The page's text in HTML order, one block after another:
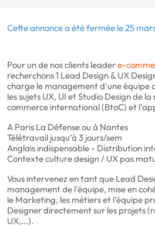
Cette annonce a été fermée le 25
Pour un de nos clients leadere-
recherchons 1 Lead Design & UX
charge le management d'une équipe
les sujets UX, UI et Studio Design de
commerce international (BtoC) et
A Paris La Défense ou à Nantes
Télétravail jusqu’à 3 jours/sem
Anglais indispensable - Distribution
Contexte culture design / UX pas
Vous intervenez en tant que Lead
management de l'équipe, mise en
le Marketing, les métiers et l’équipe
Designer directement sur les projets
UX,...).